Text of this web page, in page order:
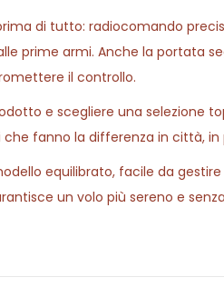
di tutto: radiocomando
prime armi. Anche la portata
il controllo.
e scegliere una selezione
fanno la differenza in città, in
equilibrato, facile da
un volo più sereno e